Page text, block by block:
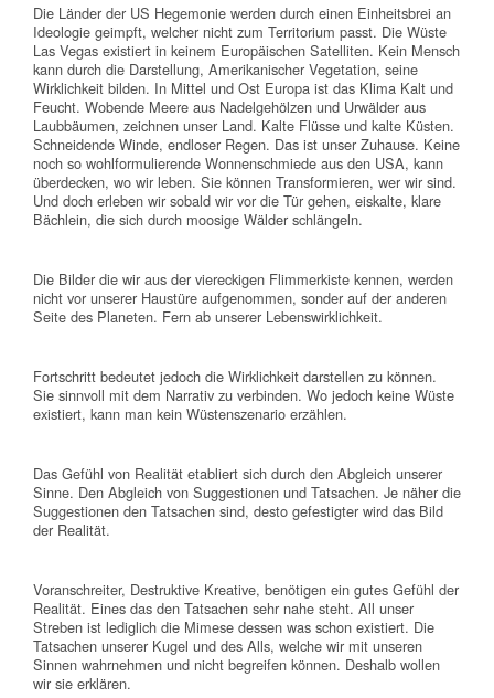
Die Länder der US Hegemonie werden durch einen Einheitsbrei an
Ideologie geimpft, welcher nicht zum Territorium passt. Die Wüste
Las Vegas existiert in keinem Europäischen Satelliten. Kein Mensch
kann durch die Darstellung, Amerikanischer Vegetation, seine
Wirklichkeit bilden. In Mittel und Ost Europa ist das Klima Kalt und
Feucht. Wobende Meere aus Nadelgehölzen und Urwälder aus
Laubbäumen, zeichnen unser Land. Kalte Flüsse und kalte Küsten.
Schneidende Winde, endloser Regen. Das ist unser Zuhause. Keine
noch so wohlformulierende Wonnenschmiede aus den USA, kann
überdecken, wo wir leben. Sie können Transformieren, wer wir sind.
Und doch erleben wir sobald wir vor die Tür gehen, eiskalte, klare
Bächlein, die sich durch moosige Wälder schlängeln.
Die Bilder die wir aus der viereckigen Flimmerkiste kennen, werden
nicht vor unserer Haustüre aufgenommen, sonder auf der anderen
Seite des Planeten. Fern ab unserer Lebenswirklichkeit.
Fortschritt bedeutet jedoch die Wirklichkeit darstellen zu können.
Sie sinnvoll mit dem Narrativ zu verbinden. Wo jedoch keine Wüste
existiert, kann man kein Wüstenszenario erzählen.
Das Gefühl von Realität etabliert sich durch den Abgleich unserer
Sinne. Den Abgleich von Suggestionen und Tatsachen. Je näher die
Suggestionen den Tatsachen sind, desto gefestigter wird das Bild
der Realität.
Voranschreiter, Destruktive Kreative, benötigen ein gutes Gefühl der
Realität. Eines das den Tatsachen sehr nahe steht. All unser
Streben ist lediglich die Mimese dessen was schon existiert. Die
Tatsachen unserer Kugel und des Alls, welche wir mit unseren
Sinnen wahrnehmen und nicht begreifen können. Deshalb wollen
wir sie erklären.